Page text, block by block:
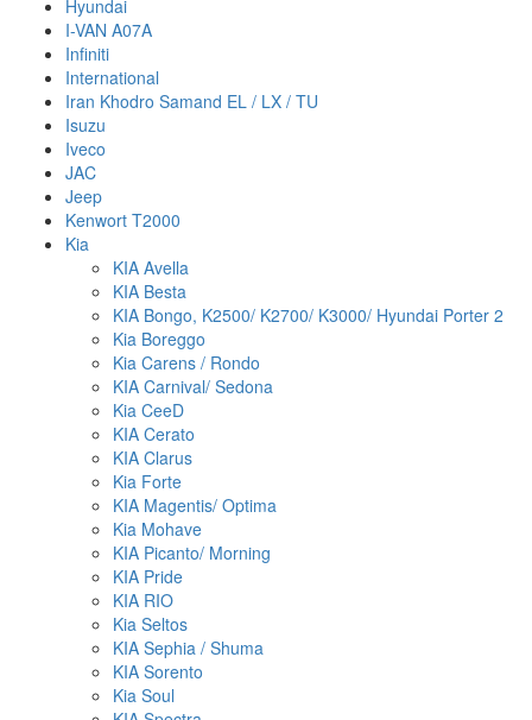
Hyundai
I-VAN A07A
Infiniti
International
Iran Khodro Samand EL / LX / TU
Isuzu
Iveco
JAC
Jeep
Kenwort T2000
Kia
KIA Avella
KIA Besta
KIA Bongo, K2500/ K2700/ K3000/ Hyundai Porter 2
Kia Boreggo
Kia Carens / Rondo
KIA Carnival/ Sedona
Kia CeeD
KIA Cerato
KIA Clarus
Kia Forte
KIA Magentis/ Optima
Kia Mohave
KIA Picanto/ Morning
KIA Pride
KIA RIO
Kia Seltos
KIA Sephia / Shuma
KIA Sorento
Kia Soul